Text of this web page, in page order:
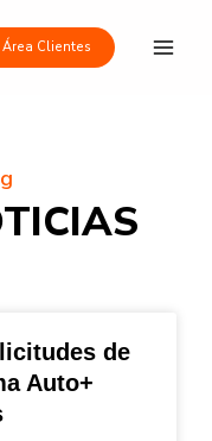
Área Clientes
de
Auto+